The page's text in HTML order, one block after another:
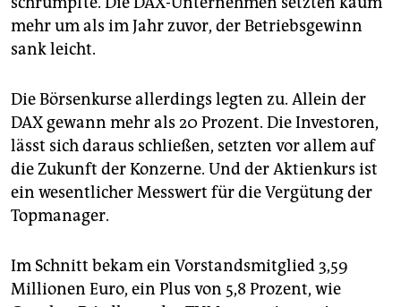
mehr um als im Jahr zuvor, der Betriebsgewinn
sank leicht.
Die Börsenkurse allerdings legten zu. Allein der
DAX gewann mehr als 20 Prozent. Die Investoren,
lässt sich daraus schließen, setzten vor allem auf
die Zukunft der Konzerne. Und der Aktienkurs ist
ein wesentlicher Messwert für die Vergütung der
Topmanager.
Im Schnitt bekam ein Vorstandsmitglied 3,59
Millionen Euro, ein Plus von 5,8 Prozent, wie